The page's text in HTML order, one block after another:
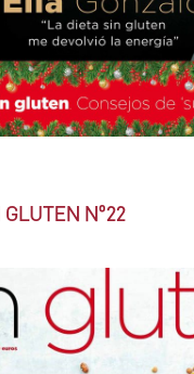
GLUTEN Nº22